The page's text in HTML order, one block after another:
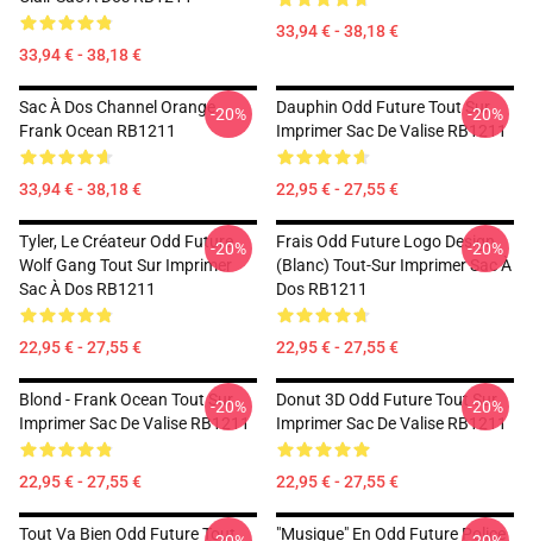
33,94 € - 38,18 €
33,94 € - 38,18 €
Sac À Dos Channel Orange
Frank Ocean RB1211
33,94 € - 38,18 €
-20%
Dauphin Odd Future Tout Sur
Imprimer Sac De Valise RB1211
22,95 € - 27,55 €
-20%
Tyler, Le Créateur Odd Future
Wolf Gang Tout Sur Imprimer
Sac À Dos RB1211
22,95 € - 27,55 €
-20%
Frais Odd Future Logo Design
(blanc) Tout-Sur Imprimer Sac À
Dos RB1211
22,95 € - 27,55 €
-20%
Blond - Frank Ocean Tout Sur
Imprimer Sac De Valise RB1211
22,95 € - 27,55 €
-20%
Donut 3D Odd Future Tout Sur
Imprimer Sac De Valise RB1211
22,95 € - 27,55 €
-20%
Tout Va Bien Odd Future Tout
"Musique" En Odd Future Police